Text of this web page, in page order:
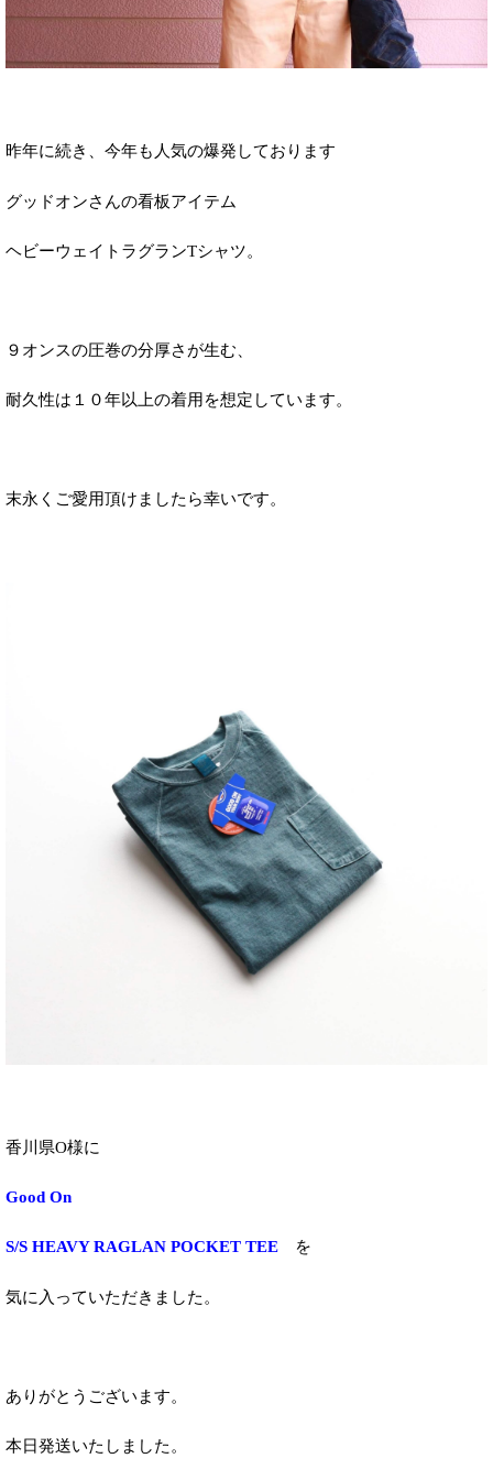
昨年に続き、今年も人気の爆発しております
グッドオンさんの看板アイテム
ヘビーウェイトラグランTシャツ。
９オンスの圧巻の分厚さが生む、
耐久性は１０年以上の着用を想定しています。
末永くご愛用頂けましたら幸いです。
香川県O様に
Good On
S/S HEAVY RAGLAN POCKET TEE を
気に入っていただきました。
ありがとうございます。
本日発送いたしました。